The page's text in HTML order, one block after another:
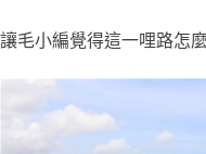
讓毛小編覺得這一哩路怎